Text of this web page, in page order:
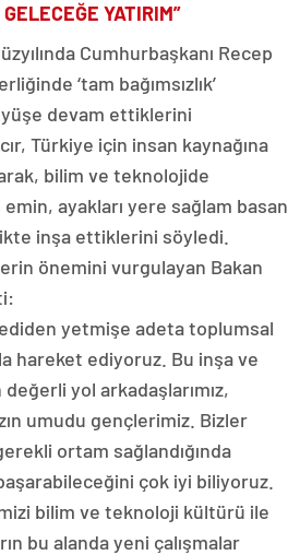
YATIRIM”
Cumhurbaşkanı Recep
‘tam bağımsızlık’
devam ettiklerini
Türkiye için insan kaynağına
bilim ve teknolojide
ayakları yere sağlam basan
inşa ettiklerini söyledi.
önemini vurgulayan Bakan
yetmişe adeta toplumsal
hareket ediyoruz. Bu inşa ve
yol arkadaşlarımız,
umudu gençlerimiz. Bizler
ortam sağlandığında
çok iyi biliyoruz.
bilim ve teknoloji kültürü ile
bu alanda yeni çalışmalar